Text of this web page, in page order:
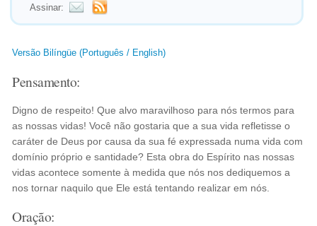
Assinar:
Versão Bilíngüe (Português / English)
Pensamento:
Digno de respeito! Que alvo maravilhoso para nós termos para
as nossas vidas! Você não gostaria que a sua vida refletisse o
caráter de Deus por causa da sua fé expressada numa vida com
domínio próprio e santidade? Esta obra do Espírito nas nossas
vidas acontece somente à medida que nós nos dediquemos a
nos tornar naquilo que Ele está tentando realizar em nós.
Oração: